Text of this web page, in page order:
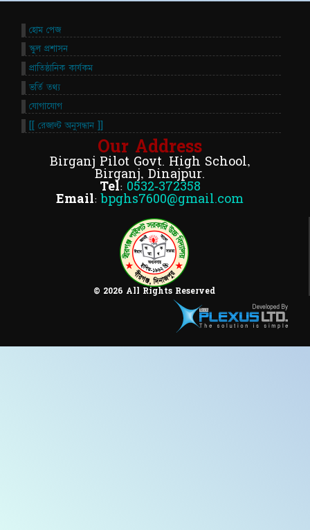
© 2026 All Rights Reserved
Our Address
Birganj Pilot Govt. High School,
Birganj, Dinajpur.
Tel: 0532-372358
Email: bpghs7600@gmail.com
হোম পেজ
স্কুল প্রশাসন
প্রাতিষ্ঠানিক কার্যকম
ভর্তি তথ্য
যোগাযোগ
[[ রেজাল্ট অনুসন্ধান ]]